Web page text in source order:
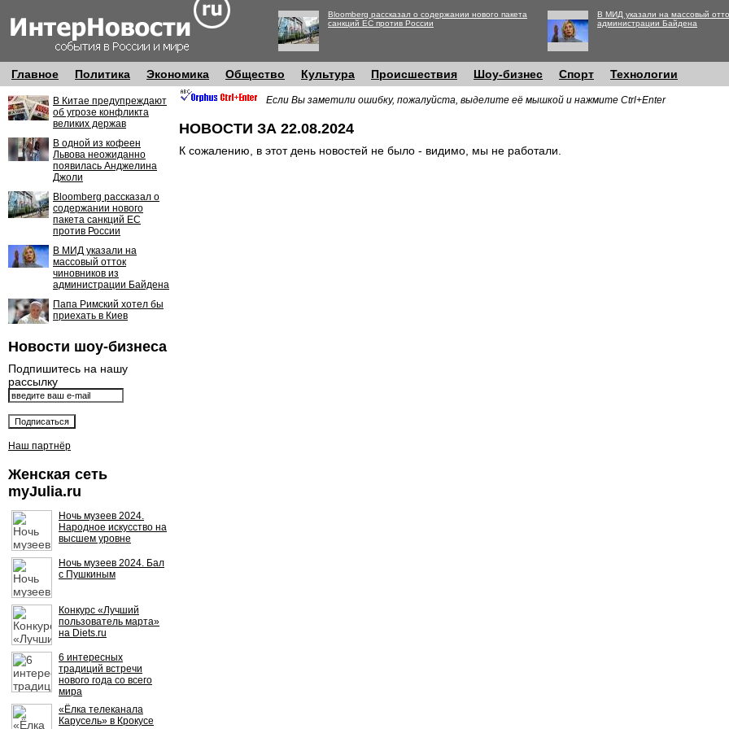
Bloomberg рассказал о содержании нового пакета
санкций ЕС против России
В МИД указали на массовый
администрации Байдена
Главное Политика Экономика Общество Культура Происшествия Шоу-бизнес Спорт Технологии
В Китае предупреждают
об угрозе конфликта
великих держав
В одной из кофеен
Львова неожиданно
появилась Анджелина
Джоли
Bloomberg рассказал о
содержании нового
пакета санкций ЕС
против России
В МИД указали на
массовый отток
чиновников из
администрации Байдена
Папа Римский хотел бы
приехать в Киев
Новости шоу-бизнеса
Подпишитесь на нашу
рассылку
Наш партнёр
Женская сеть
myJulia.ru
Ночь музеев 2024.
Народное искусство на
высшем уровне
Ночь музеев 2024. Бал
с Пушкиным
Конкурс «Лучший
пользователь марта»
на Diets.ru
6 интересных
традиций встречи
нового года со всего
мира
«Ёлка телеканала
Карусель» в Крокусе
Если Вы заметили ошибку, пожалуйста, выделите её мышкой и нажмите Ctrl+Enter
НОВОСТИ ЗА 22.08.2024
К сожалению, в этот день новостей не было - видимо, мы не работали.